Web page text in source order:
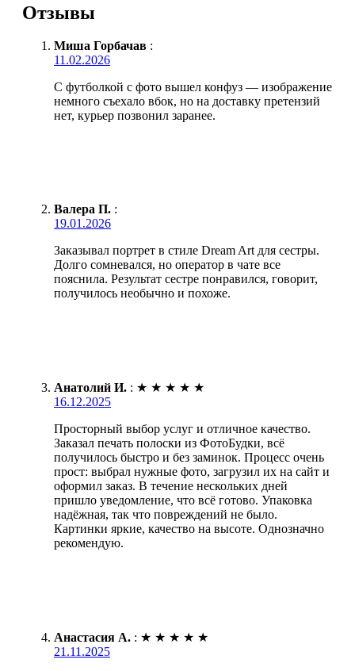
Отзывы
Миша Горбачав :
11.02.2026
С футболкой с фото вышел конфуз — изображение
немного съехало вбок, но на доставку претензий
нет, курьер позвонил заранее.
Валера П. :
19.01.2026
Заказывал портрет в стиле Dream Art для сестры.
Долго сомневался, но оператор в чате все
пояснила. Результат сестре понравился, говорит,
получилось необычно и похоже.
Анатолий И. : ★ ★ ★ ★ ★
16.12.2025
Просторный выбор услуг и отличное качество.
Заказал печать полоски из ФотоБудки, всё
получилось быстро и без заминок. Процесс очень
прост: выбрал нужные фото, загрузил их на сайт и
оформил заказ. В течение нескольких дней
пришло уведомление, что всё готово. Упаковка
надёжная, так что повреждений не было.
Картинки яркие, качество на высоте. Однозначно
рекомендую.
Анастасия А. : ★ ★ ★ ★ ★
21.11.2025